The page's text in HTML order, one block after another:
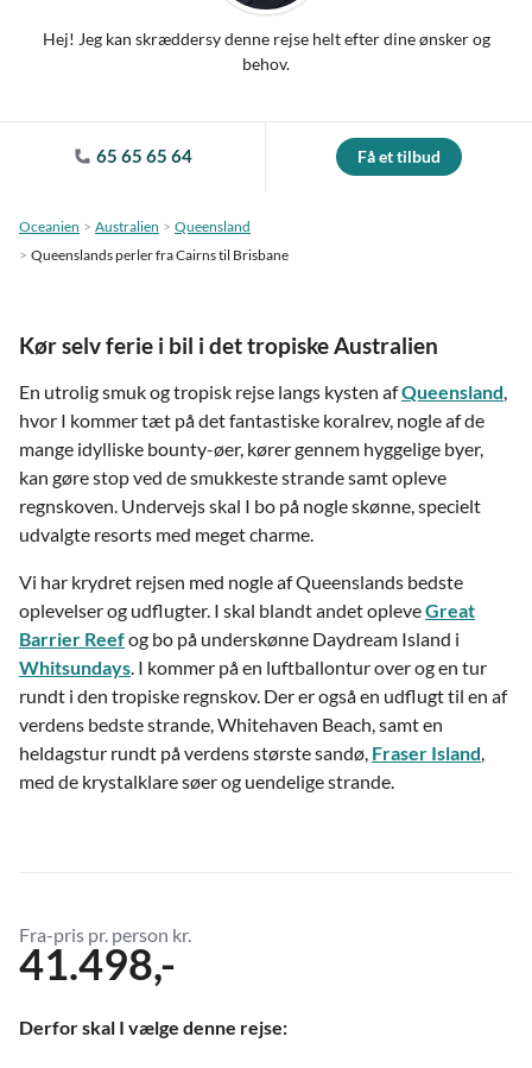
Hej! Jeg kan skræddersy denne rejse helt efter dine ønsker og
behov.
65 65 65 64 Få et tilbud
Oceanien Australien
Queensland
Queenslands perler fra Cairns til Brisbane
Kør selv ferie i bil i det tropiske Australien
En utrolig smuk og tropisk rejse langs kysten afQueensland,
hvor I kommer tæt på det fantastiske koralrev, nogle af de
mange idylliske bounty-øer, kører gennem hyggelige byer,
kan gøre stop ved de smukkeste strande samt opleve
regnskoven. Undervejs skal I bo på nogle skønne, specielt
udvalgte resorts med meget charme.
Vi har krydret rejsen med nogle af Queenslands bedste
oplevelser og udflugter. I skal blandt andet opleveGreat
Barrier Reefog bo på underskønne Daydream Island i
Whitsundays. I kommer på en luftballontur over og en tur
rundt i den tropiske regnskov. Der er også en udflugt til en af
verdens bedste strande, Whitehaven Beach, samt en
heldagstur rundt på verdens største sandø, Fraser Island,
med de krystalklare søer og uendelige strande.
Fra-pris pr. person kr.
41.498,-
Derfor skal I vælge denne rejse: